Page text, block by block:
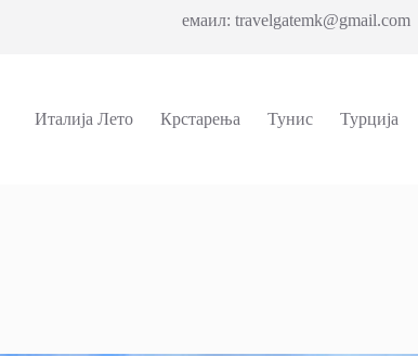
емаил:
Италија Лето Крстарења Тунис Турција